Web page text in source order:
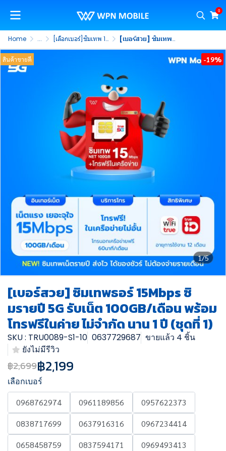
0
Home ... [เลือกเบอร์]ซิมเทพ 15Mbps 100GB [เบอร์สวย] ซิมเทพธอร์ 15Mbps ซิมรายปี 5G รับเน็ต 100GB/เดือน พร้อมโทรฟรีในค่าย ไม่จำกัด นาน 1 ปี (ชุดที่ 1)
1/5
สินค้าขายดี -19%
[เบอร์สวย] ซิมเทพธอร์ 15Mbps ซิ
มรายปี 5G รับเน็ต 100GB/เดือน พร้อม
โทรฟรีในค่าย ไม่จำกัด นาน 1 ปี (ชุดที่ 1)
SKU : TRU0089-S1-10 0637729687 ขายแล้ว 4 ชิ้น
ยังไม่มีรีวิว
฿2,699฿2,199
เลือกเบอร์
0968762974 0961189856
0957622373
0838717699
0637916316
0967234414
0658458759
0837594171
0969493413